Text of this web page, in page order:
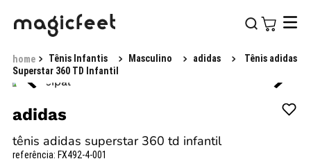
Tênis Infantis Masculino adidas
Tênis adidas
Superstar 360 TD Infantil
adidas
tênis adidas superstar 360 td infantil
referência: FX492-4-001